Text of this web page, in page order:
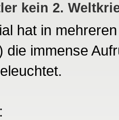
kein 2.
hat in
die immense